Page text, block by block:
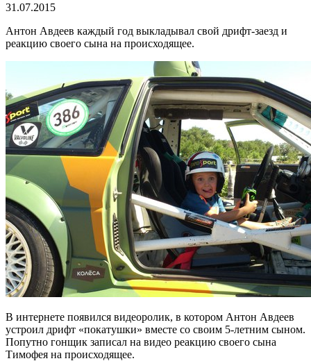
31.07.2015
Антон Авдеев каждый год выкладывал свой дрифт-заезд и
реакцию своего сына на происходящее.
В интернете появился видеоролик, в котором Антон Авдеев
устроил дрифт «покатушки» вместе со своим 5-летним сыном.
Попутно гонщик записал на видео реакцию своего сына
Тимофея на происходящее.